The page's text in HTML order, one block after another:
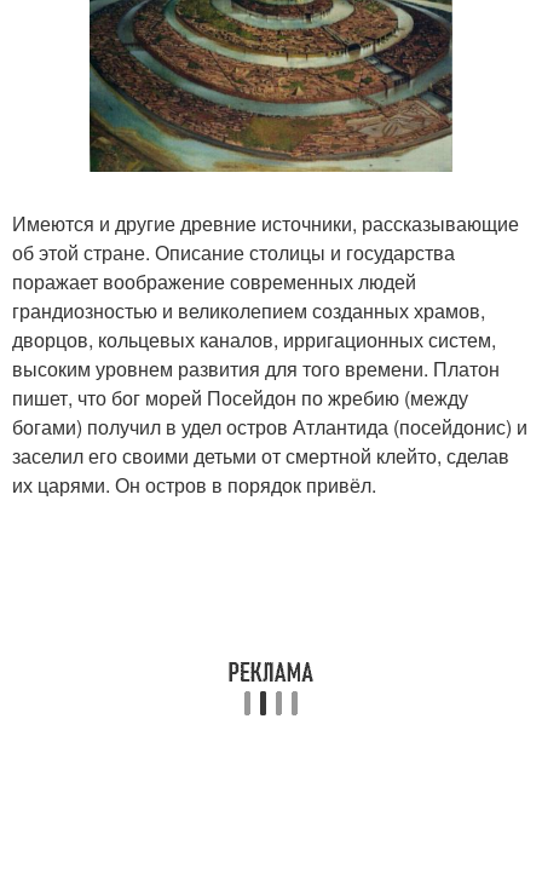
Имеются и другие древние источники, рассказывающие
об этой стране. Описание столицы и государства
поражает воображение современных людей
грандиозностью и великолепием созданных храмов,
дворцов, кольцевых каналов, ирригационных систем,
высоким уровнем развития для того времени. Платон
пишет, что бог морей Посейдон по жребию (между
богами) получил в удел остров Атлантида (посейдонис) и
заселил его своими детьми от смертной клейто, сделав
их царями. Он остров в порядок привёл.